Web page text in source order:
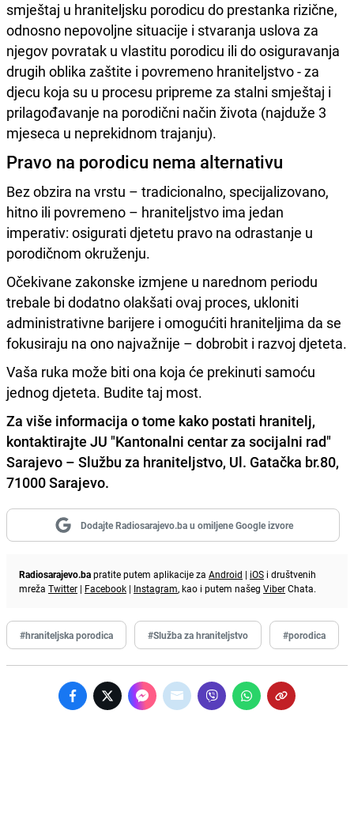
smještaj u hraniteljsku porodicu do prestanka rizične,
odnosno nepovoljne situacije i stvaranja uslova za
njegov povratak u vlastitu porodicu ili do osiguravanja
drugih oblika zaštite i povremeno hraniteljstvo - za
djecu koja su u procesu pripreme za stalni smještaj i
prilagođavanje na porodični način života (najduže 3
mjeseca u neprekidnom trajanju).
Pravo na porodicu nema alternativu
Bez obzira na vrstu – tradicionalno, specijalizovano,
hitno ili povremeno – hraniteljstvo ima jedan
imperativ: osigurati djetetu pravo na odrastanje u
porodičnom okruženju.
Očekivane zakonske izmjene u narednom periodu
trebale bi dodatno olakšati ovaj proces, ukloniti
administrativne barijere i omogućiti hraniteljima da se
fokusiraju na ono najvažnije – dobrobit i razvoj djeteta.
Vaša ruka može biti ona koja će prekinuti samoću
jednog djeteta. Budite taj most.
Za više informacija o tome kako postati hranitelj,
kontaktirajte JU "Kantonalni centar za socijalni rad"
Sarajevo – Službu za hraniteljstvo, Ul. Gatačka br.80,
71000 Sarajevo.
Dodajte Radiosarajevo.ba u omiljene Google izvore
Radiosarajevo.bapratite putem aplikacije za Android | iOS i društvenih
mreža Twitter | Facebook | Instagram, kao i putem našeg ViberChata.
#hraniteljska porodica #Služba za hraniteljstvo #porodica